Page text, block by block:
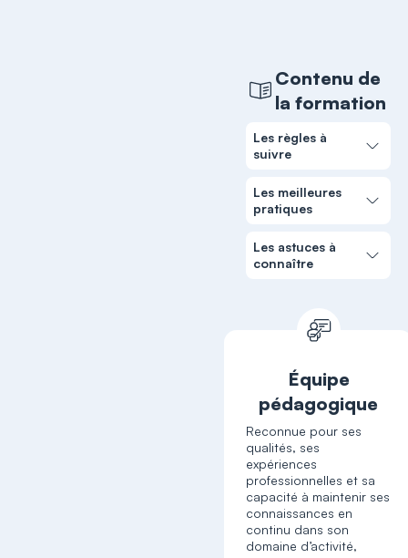
Contenu de
la formation
Les règles à
suivre
Les meilleures
pratiques
Les astuces à
connaître
Équipe
pédagogique
Reconnue pour ses
qualités, ses
expériences
professionnelles et sa
capacité à maintenir ses
connaissances en
continu dans son
domaine d’activité,